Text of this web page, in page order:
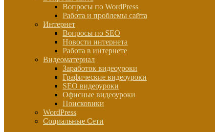
Вопросы по WordPress
Работа и проблемы сайта
Интернет
Вопросы по SEO
Новости интернета
Работа в интернете
Видеоматериал
Заработок видеоуроки
Графические видеоуроки
SEO видеоуроки
Офисные видеоуроки
Поисковики
WordPress
Социальные Сети